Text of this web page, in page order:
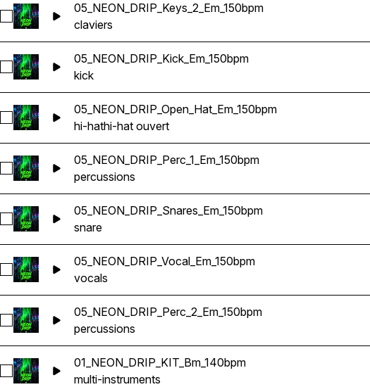
Sélectionnez 05_NEON_DRIP_Keys_2_Em_150bpm
05_NEON_DRIP_Keys_2_Em_150bpm
claviers
Sélectionnez 05_NEON_DRIP_Kick_Em_150bpm
05_NEON_DRIP_Kick_Em_150bpm
kick
Sélectionnez 05_NEON_DRIP_Open_Hat_Em_150bpm
05_NEON_DRIP_Open_Hat_Em_150bpm
hi-hathi-hat ouvert
Sélectionnez 05_NEON_DRIP_Perc_1_Em_150bpm
05_NEON_DRIP_Perc_1_Em_150bpm
percussions
Sélectionnez 05_NEON_DRIP_Snares_Em_150bpm
05_NEON_DRIP_Snares_Em_150bpm
snare
Sélectionnez 05_NEON_DRIP_Vocal_Em_150bpm
05_NEON_DRIP_Vocal_Em_150bpm
vocals
Sélectionnez 05_NEON_DRIP_Perc_2_Em_150bpm
05_NEON_DRIP_Perc_2_Em_150bpm
percussions
Sélectionnez 01_NEON_DRIP_KIT_Bm_140bpm
01_NEON_DRIP_KIT_Bm_140bpm
multi-instruments